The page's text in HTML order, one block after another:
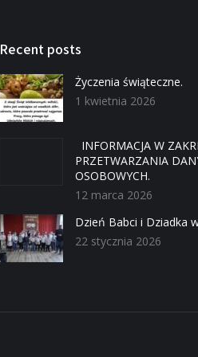
Recent posts
Życzenia świąteczne.
1 kwietnia 2026
INFORMACJA W
PRZETWARZANIA
OSOBOWYCH.
12 marca 2026
Dzień Babci i Dziadka
22 stycznia 2026